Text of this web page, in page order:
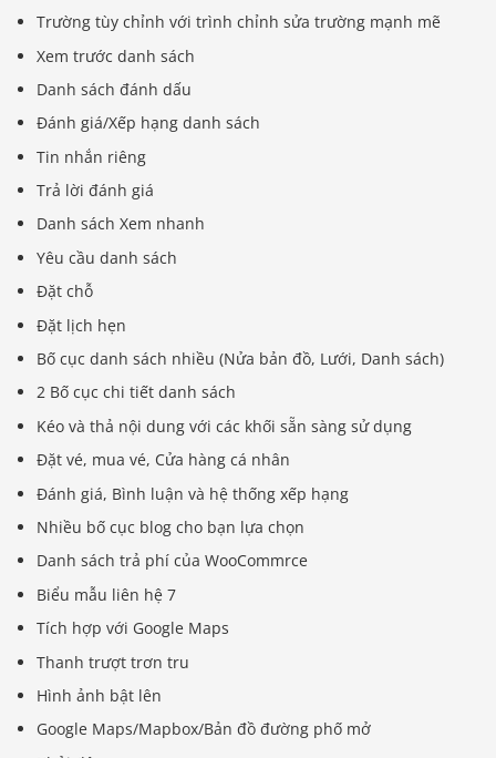
Trường tùy chỉnh với trình chỉnh sửa trường mạnh mẽ
Xem trước danh sách
Danh sách đánh dấu
Đánh giá/Xếp hạng danh sách
Tin nhắn riêng
Trả lời đánh giá
Danh sách Xem nhanh
Yêu cầu danh sách
Đặt chỗ
Đặt lịch hẹn
Bố cục danh sách nhiều (Nửa bản đồ, Lưới, Danh sách)
2 Bố cục chi tiết danh sách
Kéo và thả nội dung với các khối sẵn sàng sử dụng
Đặt vé, mua vé, Cửa hàng cá nhân
Đánh giá, Bình luận và hệ thống xếp hạng
Nhiều bố cục blog cho bạn lựa chọn
Danh sách trả phí của WooCommrce
Biểu mẫu liên hệ 7
Tích hợp với Google Maps
Thanh trượt trơn tru
Hình ảnh bật lên
Google Maps/Mapbox/Bản đồ đường phố mở